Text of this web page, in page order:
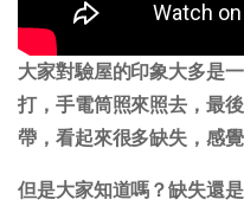
大家對驗屋的印象大多是
打，手電筒照來照去，最
帶，看起來很多缺失，感覺
但是大家知道嗎？缺失還